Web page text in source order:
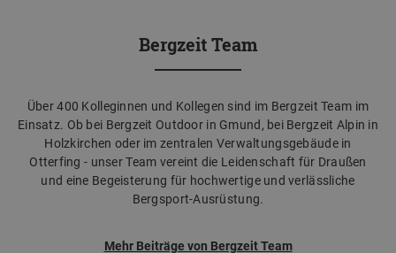
Bergzeit Team
Über 400 Kolleginnen und Kollegen sind im Bergzeit Team im
Einsatz. Ob bei Bergzeit Outdoor in Gmund, bei Bergzeit Alpin in
Holzkirchen oder im zentralen Verwaltungsgebäude in
Otterfing - unser Team vereint die Leidenschaft für Draußen
und eine Begeisterung für hochwertige und verlässliche
Bergsport-Ausrüstung.
Mehr Beiträge von Bergzeit Team